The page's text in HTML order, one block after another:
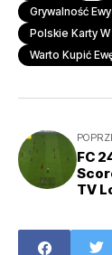
Grywalność
Polskie Karty
Warto Kupić
FC
TV